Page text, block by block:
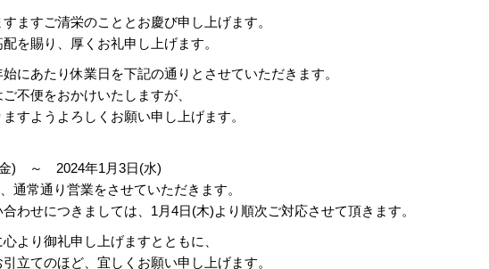
ますご清栄のこととお慶び申し上げます。
を賜り、厚くお礼申し上げます。
にあたり休業日を下記の通りとさせていただきます。
不便をおかけいたしますが、
すようよろしくお願い申し上げます。
金) ～ 2024年1月3日(水)
通常通り営業をさせていただきます。
わせにつきましては、1月4日(木)より順次ご対応させて頂きます。
より御礼申し上げますとともに、
立てのほど、宜しくお願い申し上げます。